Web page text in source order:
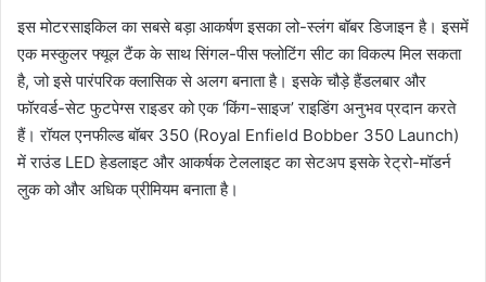
इस मोटरसाइकिल का सबसे बड़ा आकर्षण इसका लो-स्लंग बॉबर डिजाइन है। इसमें
एक मस्कुलर फ्यूल टैंक के साथ सिंगल-पीस फ्लोटिंग सीट का विकल्प मिल सकता
है, जो इसे पारंपरिक क्लासिक से अलग बनाता है। इसके चौड़े हैंडलबार और
फॉरवर्ड-सेट फुटपेग्स राइडर को एक ‘किंग-साइज’ राइडिंग अनुभव प्रदान करते
हैं। रॉयल एनफील्ड बॉबर 350 (Royal Enfield Bobber 350 Launch)
में राउंड LED हेडलाइट और आकर्षक टेललाइट का सेटअप इसके रेट्रो-मॉडर्न
लुक को और अधिक प्रीमियम बनाता है।